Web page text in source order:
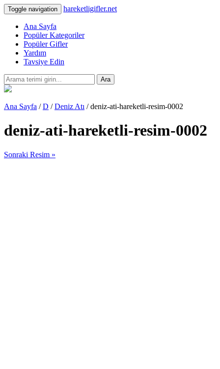
Toggle navigation hareketligifler.net
Ana Sayfa
Popüler Kategoriler
Popüler Gifler
Yardım
Tavsiye Edin
Ara
Ana Sayfa /D /Deniz Atı / deniz-ati-hareketli-resim-0002
deniz-ati-hareketli-resim-0002
Sonraki Resim »